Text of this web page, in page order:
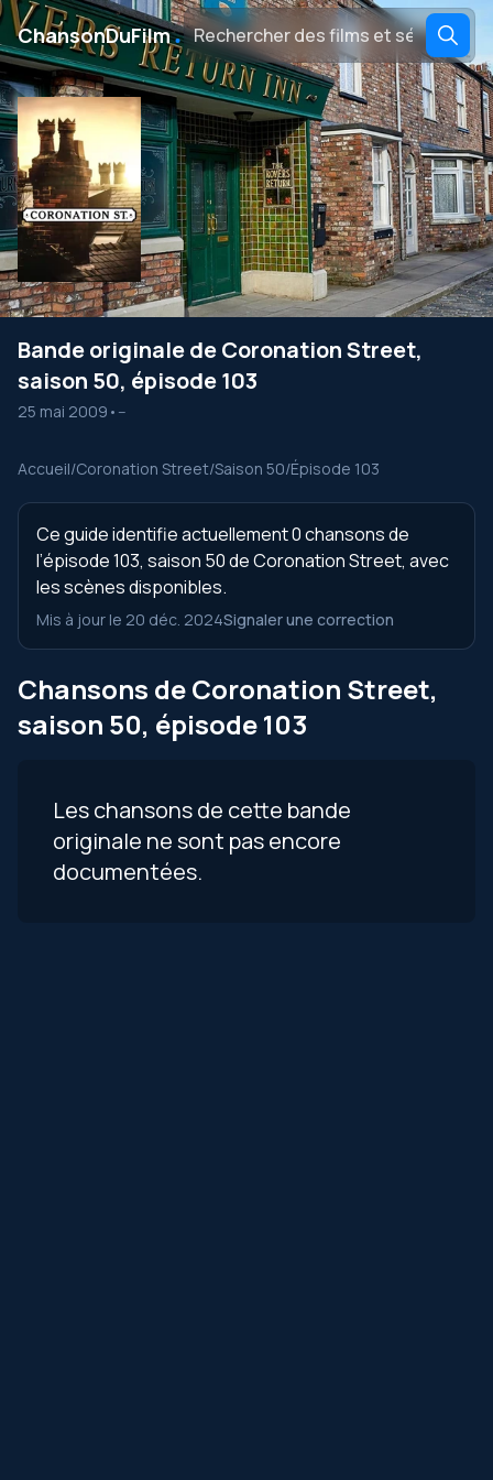
ChansonDuFilm․
Bande originale de Coronation Street,
saison 50, épisode 103
25 mai 2009 • --
Accueil/Coronation Street/Saison 50/Épisode 103
Ce guide identifie actuellement 0 chansons de
l’épisode 103, saison 50 de Coronation Street, avec
les scènes disponibles.
Mis à jour le 20 déc. 2024Signaler une correction
Chansons de Coronation Street,
saison 50, épisode 103
Les chansons de cette bande
originale ne sont pas encore
documentées.